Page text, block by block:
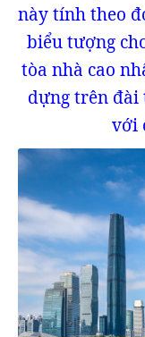
này tính theo
biểu tượng
tòa nhà cao
dựng trên đài
với